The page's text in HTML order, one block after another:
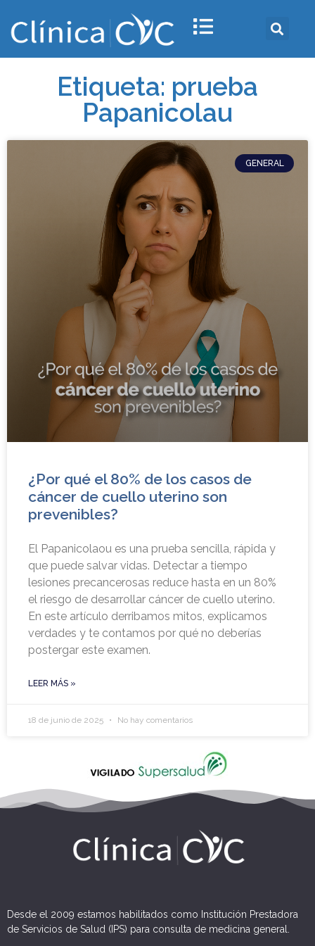
Etiqueta: prueba
Papanicolau
GENERAL
¿Por qué el 80% de los casos de
cáncer de cuello uterino son
prevenibles?
El Papanicolaou es una prueba sencilla, rápida y
que puede salvar vidas. Detectar a tiempo
lesiones precancerosas reduce hasta en un 80%
el riesgo de desarrollar cáncer de cuello uterino.
En este artículo derribamos mitos, explicamos
verdades y te contamos por qué no deberías
postergar este examen.
LEER MÁS »
18 de junio de 2025 No hay comentarios
Desde el 2009 estamos habilitados como Institución Prestadora
de Servicios de Salud (IPS) para consulta de medicina general.